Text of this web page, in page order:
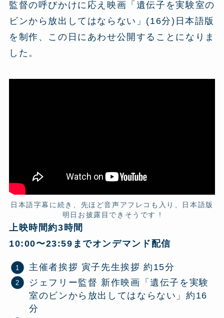
監督の呼びかけに応え映画「遺伝子を実験室の
ビンから放出してはならない」(16分)日本語版
を制作、この日にあわせ公開することになりま
した。
日本語字幕に続き、先ほど音声アフレコも入り、日本語版
明日お披露目できそうです !
上映時間約3時間
10:00〜23:59までオンデマンド配信
主催者挨拶 寅子先生挨拶 約15分
ジェフリー監督 新作映画「遺伝子を実験
室のビンから放出してはならない」約16
分